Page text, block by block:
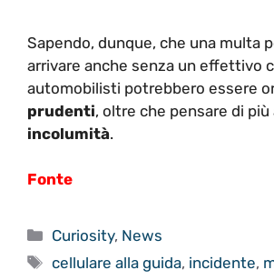
Sapendo, dunque, che una multa
arrivare anche senza un effettivo
automobilisti potrebbero essere
prudenti, oltre che pensare di più
incolumità.
Fonte
Categorie
Curiosity, News
Tag
cellulare alla guida, incidente,